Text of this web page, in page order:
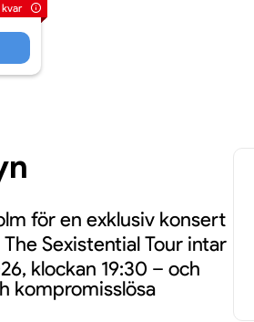
för en exklusiv konsert
The Sexistential Tour intar
klockan 19:30 – och
kompromisslösa